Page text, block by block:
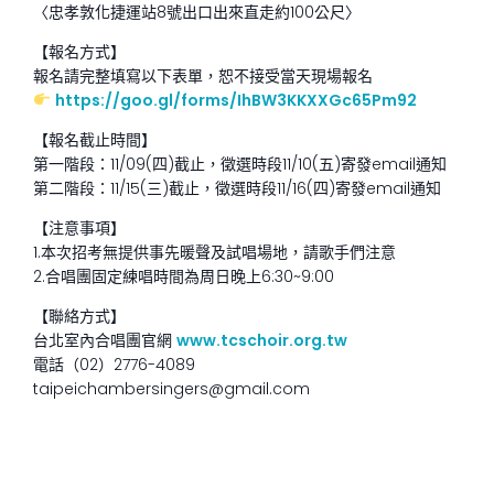
〈忠孝敦化捷運站8號出口出來直走約100公尺〉
【報名方式】
報名請完整填寫以下表單，恕不接受當天現場報名
https://goo.gl/forms/IhBW3KKXXGc65Pm92
【報名截止時間】
第一階段：11/09(四)截止，徵選時段11/10(五)寄發email通知
第二階段：11/15(三)截止，徵選時段11/16(四)寄發email通知
【注意事項】
1.本次招考無提供事先暖聲及試唱場地，請歌手們注意
2.合唱團固定練唱時間為周日晚上6:30~9:00
【聯絡方式】
台北室內合唱團官網 www.tcschoir.org.tw
電話（02）2776-4089
taipeichambersingers@gmail.com